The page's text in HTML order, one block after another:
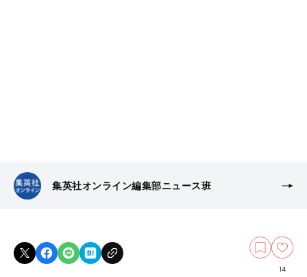
集英社オンライン編集部ニュース班
14